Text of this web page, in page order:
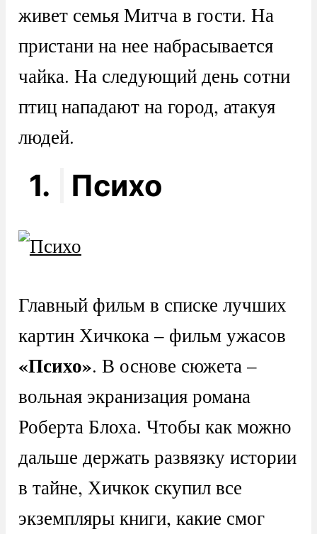
живет семья Митча в гости. На
пристани на нее набрасывается
чайка. На следующий день сотни
птиц нападают на город, атакуя
людей.
1. Психо
Главный фильм в списке лучших
картин Хичкока – фильм ужасов
«Психо». В основе сюжета –
вольная экранизация романа
Роберта Блоха. Чтобы как можно
дальше держать развязку истории
в тайне, Хичкок скупил все
экземпляры книги, какие смог